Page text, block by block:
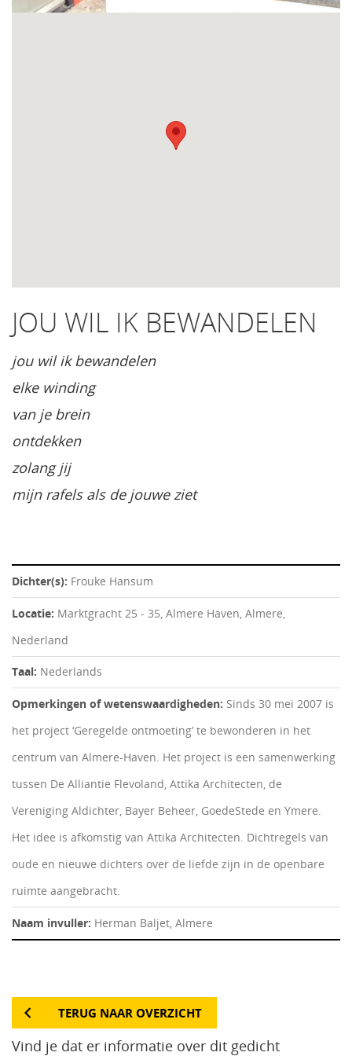
JOU WIL IK BEWANDELEN
jou wil ik bewandelen
elke winding
van je brein
ontdekken
zolang jij
mijn rafels als de jouwe ziet
Dichter(s): Frouke Hansum
Locatie: Marktgracht 25 - 35, Almere Haven, Almere,
Nederland
Taal: Nederlands
Opmerkingen of wetenswaardigheden: Sinds 30 mei 2007 is
het project ‘Geregelde ontmoeting’ te bewonderen in het
centrum van Almere-Haven. Het project is een samenwerking
tussen De Alliantie Flevoland, Attika Architecten, de
Vereniging Aldichter, Bayer Beheer, GoedeStede en Ymere.
Het idee is afkomstig van Attika Architecten. Dichtregels van
oude en nieuwe dichters over de liefde zijn in de openbare
ruimte aangebracht.
Naam invuller: Herman Baljet, Almere
TERUG NAAR OVERZICHT
Vind je dat er informatie over dit gedicht